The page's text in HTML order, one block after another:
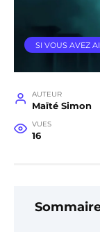
SI VOUS AVEZ
AUTEUR
Maïté Simon
VUES
16